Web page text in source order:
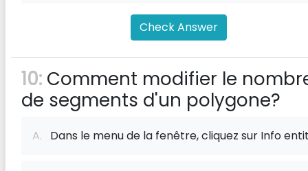
Check Answer
10: Comment modifier le
de segments d'un polygone?
A. Dans le menu de la fenêtre, cliquez sur Info